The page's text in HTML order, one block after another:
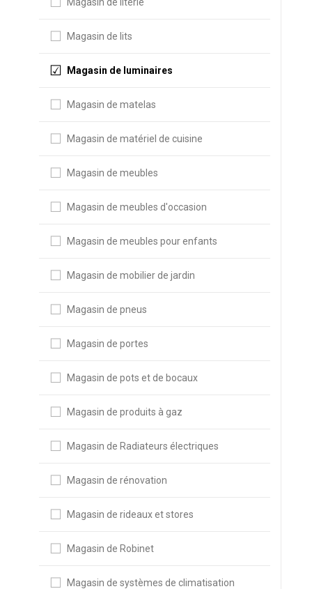
Magasin de lits
Magasin de luminaires
Magasin de matelas
Magasin de matériel de cuisine
Magasin de meubles
Magasin de meubles d'occasion
Magasin de meubles pour enfants
Magasin de mobilier de jardin
Magasin de pneus
Magasin de portes
Magasin de pots et de bocaux
Magasin de produits à gaz
Magasin de Radiateurs électriques
Magasin de rénovation
Magasin de rideaux et stores
Magasin de Robinet
Magasin de systèmes de climatisation